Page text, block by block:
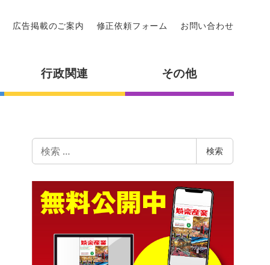
広告掲載のご案内 修正依頼フォーム お問い合わせ
行政関連 その他
索
検索